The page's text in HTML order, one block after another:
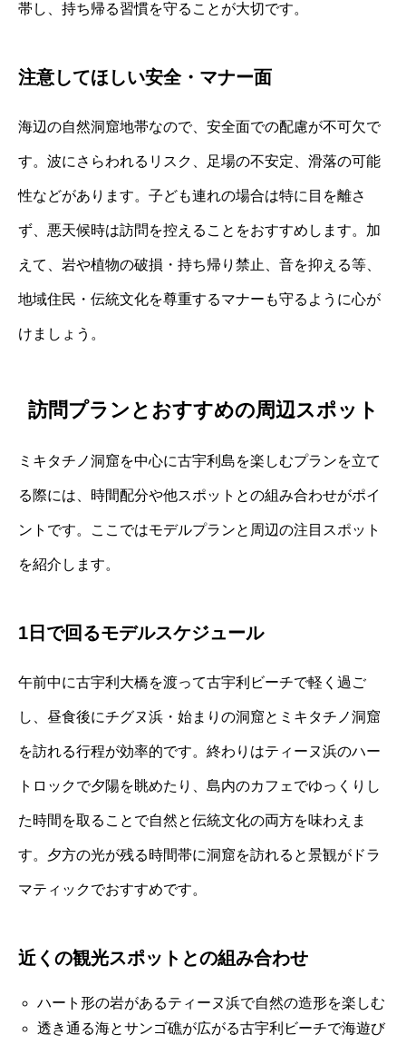
帯し、持ち帰る習慣を守ることが大切です。
注意してほしい安全・マナー面
海辺の自然洞窟地帯なので、安全面での配慮が不可欠で
す。波にさらわれるリスク、足場の不安定、滑落の可能
性などがあります。子ども連れの場合は特に目を離さ
ず、悪天候時は訪問を控えることをおすすめします。加
えて、岩や植物の破損・持ち帰り禁止、音を抑える等、
地域住民・伝統文化を尊重するマナーも守るように心が
けましょう。
訪問プランとおすすめの周辺スポット
ミキタチノ洞窟を中心に古宇利島を楽しむプランを立て
る際には、時間配分や他スポットとの組み合わせがポイ
ントです。ここではモデルプランと周辺の注目スポット
を紹介します。
1日で回るモデルスケジュール
午前中に古宇利大橋を渡って古宇利ビーチで軽く過ご
し、昼食後にチグヌ浜・始まりの洞窟とミキタチノ洞窟
を訪れる行程が効率的です。終わりはティーヌ浜のハー
トロックで夕陽を眺めたり、島内のカフェでゆっくりし
た時間を取ることで自然と伝統文化の両方を味わえま
す。夕方の光が残る時間帯に洞窟を訪れると景観がドラ
マティックでおすすめです。
近くの観光スポットとの組み合わせ
ハート形の岩があるティーヌ浜で自然の造形を楽しむ
透き通る海とサンゴ礁が広がる古宇利ビーチで海遊び